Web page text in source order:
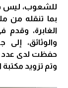
للشعوب، ليس
بما تنقله من
الغابرة،
والوثائق،
حفظت لدى عدد
وتم تزويد